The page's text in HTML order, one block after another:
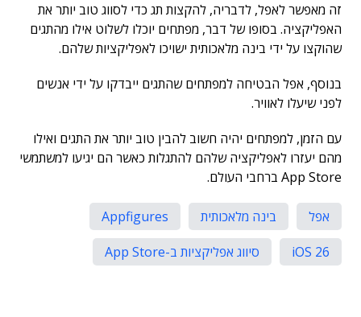
זה מאפשר לאפל, לדבריה, להקצות תג כדי לסווג טוב יותר את
האפליקציה. בסופו של דבר, מפתחים יוכלו לשלוט אילו מהתגים
שהוקצו על ידי בינה מלאכותית ישויכו לאפליקציות שלהם.
בנוסף, אפל הבטיחה למפתחים שהתגים ייבדקו על ידי אנשים
לפני שיעלו לאוויר.
עם הזמן, למפתחים יהיה חשוב להבין טוב יותר את התגים ואילו
מהם יעזרו לאפליקציה שלהם להתגלות כאשר הם יגיעו למשתמשי
App Store ברחבי העולם.
אפל בינה מלאכותית
Appfigures
iOS 26
סיווג אפליקציות ב-App Store